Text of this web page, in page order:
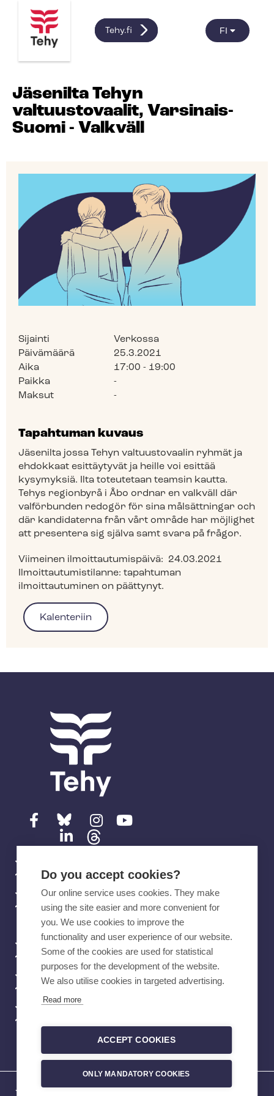
Tehy.fi FI
Jäsenilta Tehyn
valtuustovaalit, Varsinais-
Suomi - Valkväll
Sijainti
Verkossa
Päivämäärä
25.3.2021
Aika
17:00 - 19:00
Paikka
-
Maksut
-
Tapahtuman kuvaus
Jäsenilta jossa Tehyn valtuustovaalin ryhmät ja
ehdokkaat esittäytyvät ja heille voi esittää
kysymyksiä. Ilta toteutetaan teamsin kautta.
Tehys regionbyrå i Åbo ordnar en valkväll där
valförbunden redogör för sina målsättningar och
där kandidaterna från vårt område har möjlighet
att presentera sig själva samt svara på frågor.
Viimeinen ilmoittautumispäivä: 24.03.2021
Ilmoittautumistilanne: tapahtuman
ilmoittautuminen on päättynyt.
Ota yhteyttä
Verkkokauppa
Töihin Tehyyn
Do you accept cookies?
Our online service uses cookies. They make
using the site easier and more convenient for
you. We use cookies to improve the
functionality and user experience of our website.
Some of the cookies are used for statistical
purposes for the development of the website.
We also utilise cookies in targeted advertising.
Read more
ACCEPT COOKIES
ONLY MANDATORY COOKIES